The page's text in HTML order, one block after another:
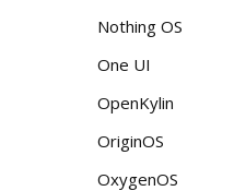
Nothing OS
One UI
OpenKylin
OriginOS
OxygenOS